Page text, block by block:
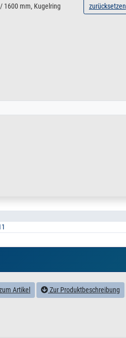
1600 mm, Kugelring
zurücksetzen
Artikel Zur Produktbeschreibung